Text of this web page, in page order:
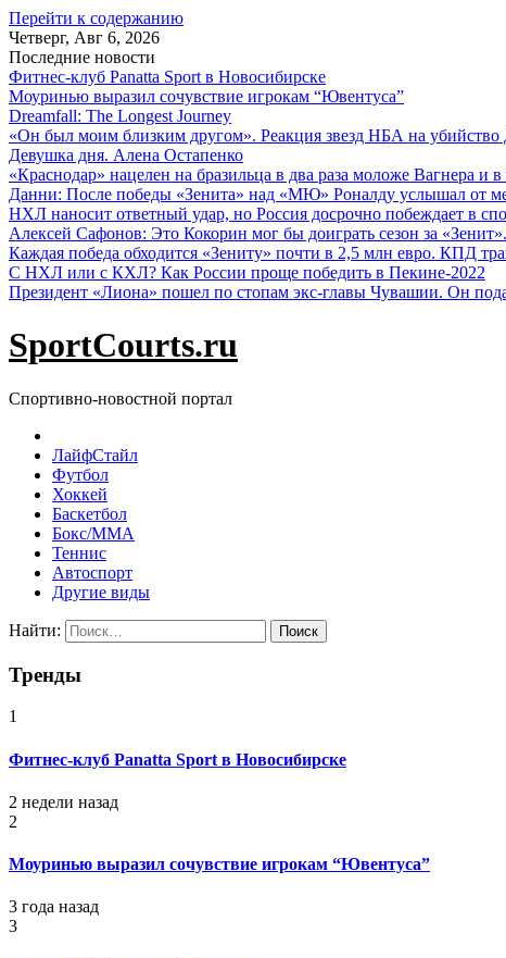
Перейти к содержанию
Четверг, Авг 6, 2026
Последние новости
Фитнес-клуб Panatta Sport в Новосибирске
Моуринью выразил сочувствие игрокам “Ювентуса”
Dreamfall: The Longest Journey
«Он был моим близким другом». Реакция звезд НБА на
Девушка дня. Алена Остапенко
«Краснодар» нацелен на бразильца в два раза моложе Вагнера и
Данни: После победы «Зенита» над «МЮ» Роналду услышал от
НХЛ наносит ответный удар, но Россия досрочно побеждает в
Алексей Сафонов: Это Кокорин мог бы доиграть сезон за
Каждая победа обходится «Зениту» почти в 2,5 млн евро. КПД
С НХЛ или с КХЛ? Как России проще победить в Пекине-2022
Президент «Лиона» пошел по стопам экс-главы Чувашии. Он
SportCourts.ru
Спортивно-новостной портал
ЛайфСтайл
Футбол
Хоккей
Баскетбол
Бокс/MMA
Теннис
Автоспорт
Другие виды
Найти:
Тренды
1
Фитнес-клуб Panatta Sport в Новосибирске
2 недели назад
2
Моуринью выразил сочувствие игрокам “Ювентуса”
3 года назад
3